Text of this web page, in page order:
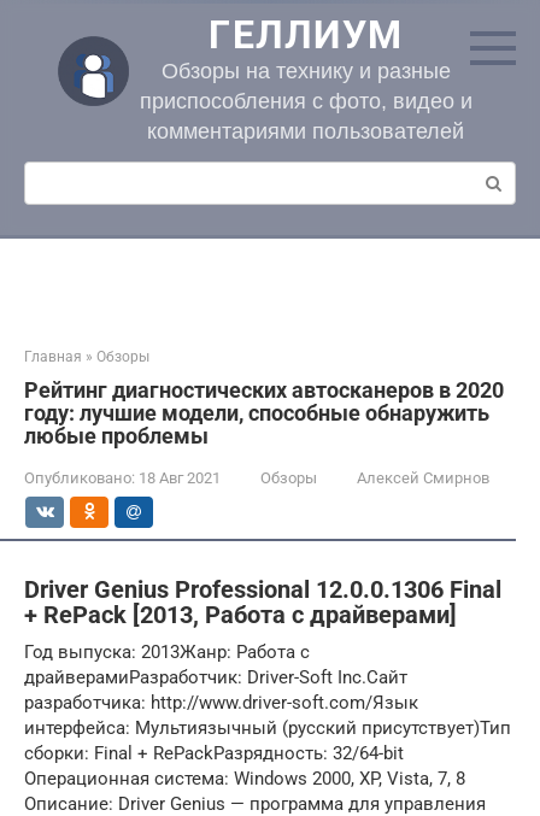
контенту
ГЕЛЛИУМ
Обзоры на технику и разные
приспособления с фото, видео и
комментариями пользователей
Поиск:
Главная » Обзоры
Рейтинг диагностических автосканеров в 2020
году: лучшие модели, способные обнаружить
любые проблемы
Опубликовано: 18 Авг 2021 Обзоры Алексей Смирнов
Driver Genius Professional 12.0.0.1306 Final
+ RePack [2013, Работа с драйверами]
Год выпуска: 2013Жанр: Работа с
драйверамиРазработчик: Driver-Soft Inc.Сайт
разработчика: http://www.driver-soft.com/Язык
интерфейса: Мультиязычный (русский присутствует)Тип
сборки: Final + RePackРазрядность: 32/64-bit
Операционная система: Windows 2000, XP, Vista, 7, 8
Описание: Driver Genius — программа для управления